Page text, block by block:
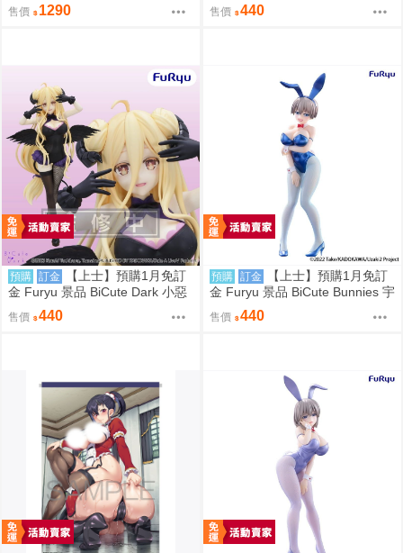
いハダカがいいんでしょ 特典：
B2掛軸 きのもと杏
售價 1290 生會也有洞 陸奧駒絽 兔女郎
售價 440
預購 訂金
【上士】預購1月免訂
金 Furyu 景品 BiCute Dark 小惡
魔 約會大作戰 星宮六喰
售價 440
預購 訂金
【上士】預購1月免訂
金 Furyu 景品 BiCute Bunnies 宇
崎學妹想要玩 宇崎花 金屬藍Ver
售價 440